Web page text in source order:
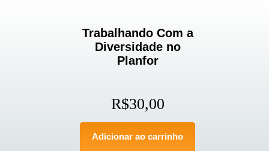
Trabalhando Com a
Diversidade no
Planfor
R$30,00
Adicionar ao carrinho